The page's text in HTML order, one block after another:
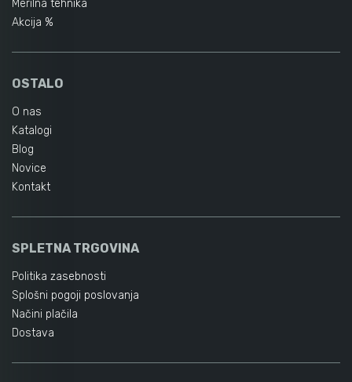
Merilna tehnika
Akcija %
OSTALO
O nas
Katalogi
Blog
Novice
Kontakt
SPLETNA TRGOVINA
Politika zasebnosti
Splošni pogoji poslovanja
Načini plačila
Dostava